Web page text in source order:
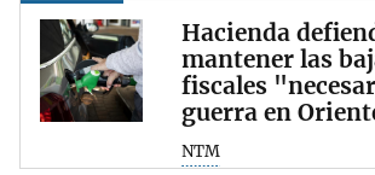
Hacienda
mantener las
fiscales
guerra en
NTM